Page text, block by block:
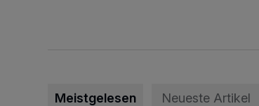
Meistgelesen Neueste Artikel